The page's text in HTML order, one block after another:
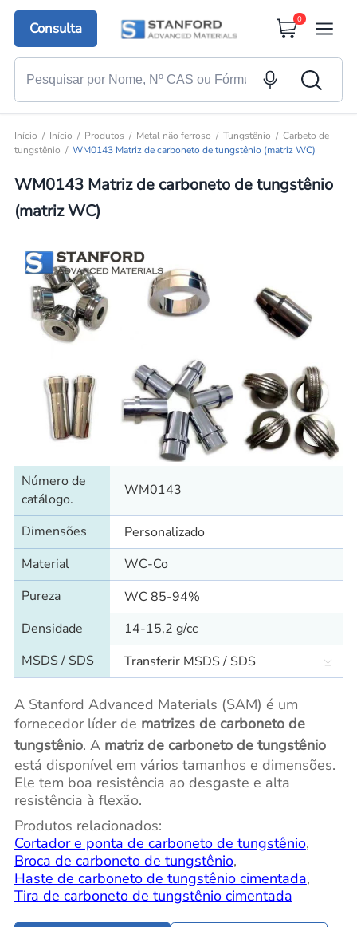
Consulta
0
Início Início Produtos Metal não ferroso Tungstênio
Carbeto de
tungstênio
WM0143 Matriz de carboneto de tungstênio (matriz WC)
WM0143 Matriz de carboneto de tungstênio
(matriz WC)
Número de
catálogo.
WM0143
Dimensões
Personalizado
Material
WC-Co
Pureza
WC 85-94%
Densidade
14-15,2 g/cc
MSDS / SDS
Transferir MSDS / SDS
A Stanford Advanced Materials (SAM) é um
fornecedor líder de matrizes de carboneto de
tungstênio. A matriz de carboneto de tungstênio
está disponível em vários tamanhos e dimensões.
Ele tem boa resistência ao desgaste e alta
resistência à flexão.
Produtos relacionados:
Cortador e ponta de carboneto de tungstênio,
Broca de carboneto de tungstênio,
Haste de carboneto de tungstênio cimentada,
Tira de carboneto de tungstênio cimentada